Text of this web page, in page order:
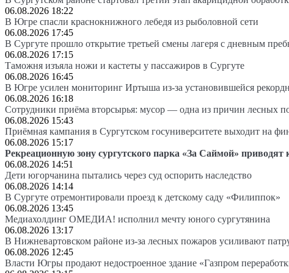
06.08.2026 18:22
В Югре спасли краснокнижного лебедя из рыболовной сети
06.08.2026 17:45
В Сургуте прошло открытие третьей смены лагеря с дневным
06.08.2026 17:15
Таможня изъяла ножи и кастеты у пассажиров в Сургуте
06.08.2026 16:45
В Югре усилен мониторинг Иртыша из-за установившейся
06.08.2026 16:18
Сотрудники приёма вторсырья: мусор — одна из причин лесных
06.08.2026 15:43
Приёмная кампания в Сургутском госуниверситете выходит на
06.08.2026 15:17
Рекреационную зону сургутского парка «За Саймой» приводят
06.08.2026 14:51
Дети югорчанина пытались через суд оспорить наследство
06.08.2026 14:14
В Сургуте отремонтировали проезд к детскому саду «Филиппок»
06.08.2026 13:45
Медиахолдинг ОМЕДИА! исполнил мечту юного сургутянина
06.08.2026 13:17
В Нижневартовском районе из-за лесных пожаров усиливают
06.08.2026 12:45
Власти Югры продают недостроенное здание «Газпром